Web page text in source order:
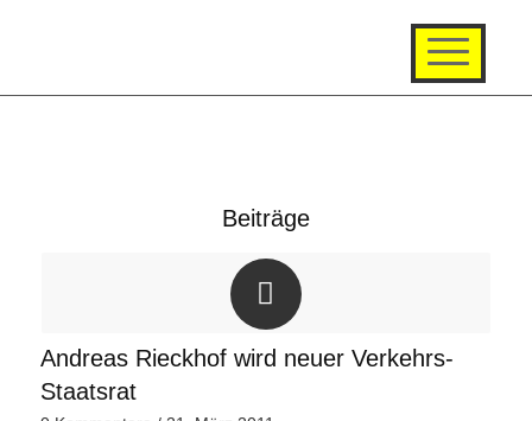
Beiträge
Andreas Rieckhof wird neuer Verkehrs-
Staatsrat